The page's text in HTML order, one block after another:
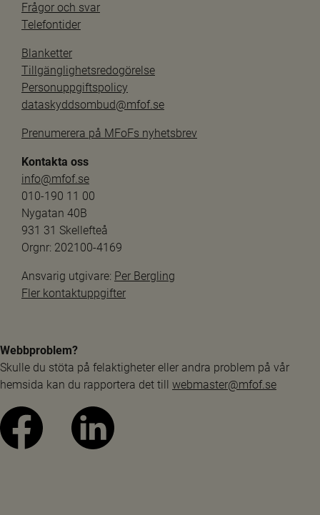
Frågor och svar
Telefontider
Blanketter
Tillgänglighetsredogörelse
Personuppgiftspolicy
dataskyddsombud@mfof.se
Prenumerera på MFoFs nyhetsbrev
Kontakta oss
info@mfof.se
010-190 11 00
Nygatan 40B
931 31 Skellefteå
Orgnr: 202100-4169
Ansvarig utgivare: Per Bergling
Fler kontaktuppgifter
Webbproblem?
Skulle du stöta på felaktigheter eller andra problem på vår
hemsida kan du rapportera det till webmaster@mfof.se